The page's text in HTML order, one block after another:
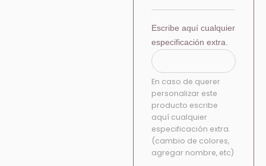
Escribe aquí cualquier
especificación extra.
En caso de querer
personalizar este
producto escribe
aquí cualquier
especificación extra.
(cambio de colores,
agregar nombre, etc)